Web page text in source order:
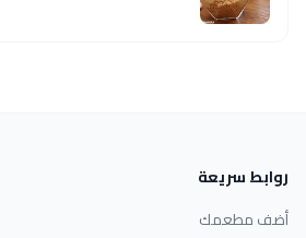
روابط سريعة
أضف مطعمك